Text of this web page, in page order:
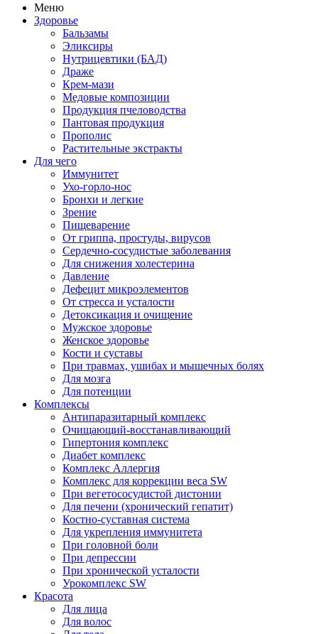
Меню
Здоровье
Бальзамы
Эликсиры
Нутрицевтики (БАД)
Драже
Крем-мази
Медовые композиции
Продукция пчеловодства
Пантовая продукция
Прополис
Растительные экстракты
Для чего
Иммунитет
Ухо-горло-нос
Бронхи и легкие
Зрение
Пищеварение
От гриппа, простуды, вирусов
Сердечно-сосудистые заболевания
Для снижения холестерина
Давление
Дефецит микроэлементов
От стресса и усталости
Детоксикация и очищение
Мужское здоровье
Женское здоровье
Кости и суставы
При травмах, ушибах и мышечных болях
Для мозга
Для потенции
Комплексы
Антипаразитарный комплекс
Очищающий-восстанавливающий
Гипертония комплекс
Диабет комплекс
Комплекс Аллергия
Комплекс для коррекции веса SW
При вегетососудистой дистонии
Для печени (хронический гепатит)
Костно-суставная система
Для укрепления иммунитета
При головной боли
При депрессии
При хронической усталости
Урокомплекс SW
Красота
Для лица
Для волос